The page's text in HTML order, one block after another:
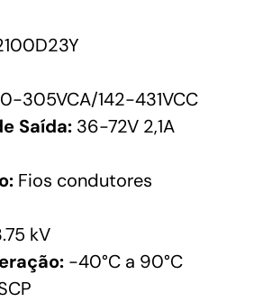
305VCA/142-431VCC
Saída: 36-72V 2,1A
Fios condutores
kV
-40°C a 90°C